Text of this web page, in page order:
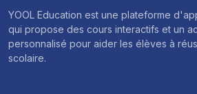
YOOL Education est une plateforme
qui propose des cours interactifs et un
personnalisé pour aider les élèves à
scolaire.